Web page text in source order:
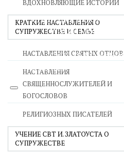
ВОСПИТАНИЕ
УТЕШЕНИЕ В СКОРБЯХ
УТОЛИ МОИ
СТАРОСТЬ -
СМЕРТЬ
ЕПАРХИЯ НВК
ВДОХНОВЛЯЮЩИЕ ИСТОРИИ
КРАТКИЕ НАСТАВЛЕНИЯ О
СУПРУЖЕСТВЕ И СЕМЬЕ
НАСТАВЛЕНИЯ СВЯТЫХ ОТЦОВ
НАСТАВЛЕНИЯ
СВЯЩЕННОСЛУЖИТЕЛЕЙ И
БОГОСЛОВОВ
РЕЛИГИОЗНЫХ ПИСАТЕЛЕЙ
УЧЕНИЕ СВТ И. ЗЛАТОУСТА О
СУПРУЖЕСТВЕ